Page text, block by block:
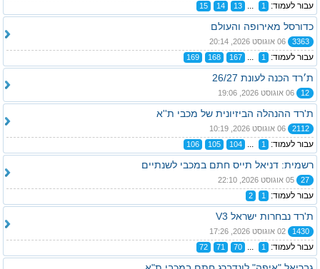
עבור לעמוד: 1
...
13
14
15
כדורסל מאירופה והעולם
3363
עבור לעמוד: 1
...
167
168
169
ת׳רד הכנה לעונת 26/27
12
ת'רד ההנהלה הביזיונית של מכבי ת''א
2112
עבור לעמוד: 1
...
104
105
106
רשמית: דניאל תייס חתם במכבי לשנתיים
27
עבור לעמוד: 1
2
ת'רד נבחרות ישראל V3
1430
עבור לעמוד: 1
...
70
71
72